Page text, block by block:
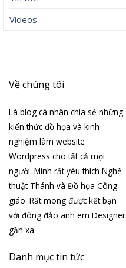
Videos
Về chúng tôi
Là blog cá nhân chia sẻ những
kiến thức đồ họa và kinh
nghiệm làm website
Wordpress cho tất cả mọi
người. Mình rất yêu thích Nghệ
thuật Thánh và Đồ họa Công
giáo. Rất mong được kết bạn
với đông đảo anh em Designer
gần xa.
Danh mục tin tức